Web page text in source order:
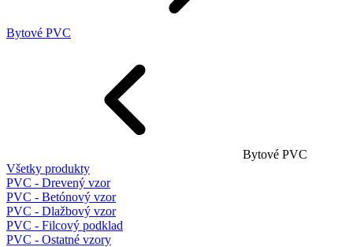
Bytové PVC
Bytové PVC
Všetky produkty
PVC - Drevený vzor
PVC - Betónový vzor
PVC - Dlažbový vzor
PVC - Filcový podklad
PVC - Ostatné vzory